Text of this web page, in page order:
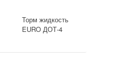
Торм жидкость
EURO ДОТ-4